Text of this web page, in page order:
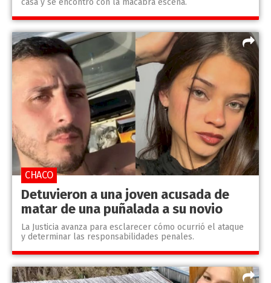
casa y se encontró con la macabra escena.
Detuvieron a una joven acusada de
matar de una puñalada a su novio
La Justicia avanza para esclarecer cómo ocurrió el ataque
y determinar las responsabilidades penales.
CHACO